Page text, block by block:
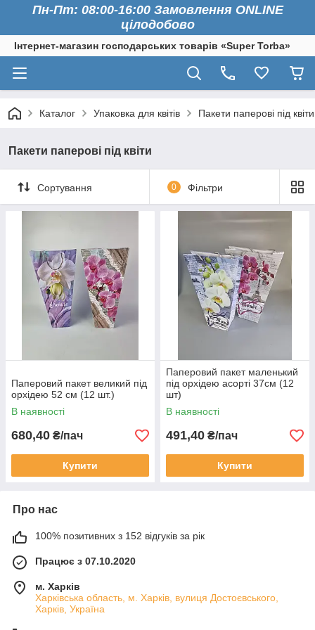
Пн-Пт: 08:00-16:00 Замовлення ONLINE
цілодобово
Інтернет-магазин господарських товарів «Super Torba»
Каталог Упаковка для квітів Пакети паперові під квіти
Пакети паперові під квіти
Сортування 0 Фільтри
Паперовий пакет великий під
орхідею 52 см (12 шт.)
В наявності
680,40 ₴/пач
Купити
Паперовий пакет маленький
під орхідею асорті 37см (12
шт)
В наявності
491,40 ₴/пач
Купити
Про нас
100% позитивних з 152 відгуків за рік
Працює з 07.10.2020
м. Харків
Харківська область, м. Харків, вулиця Достоєвського,
Харків, Україна